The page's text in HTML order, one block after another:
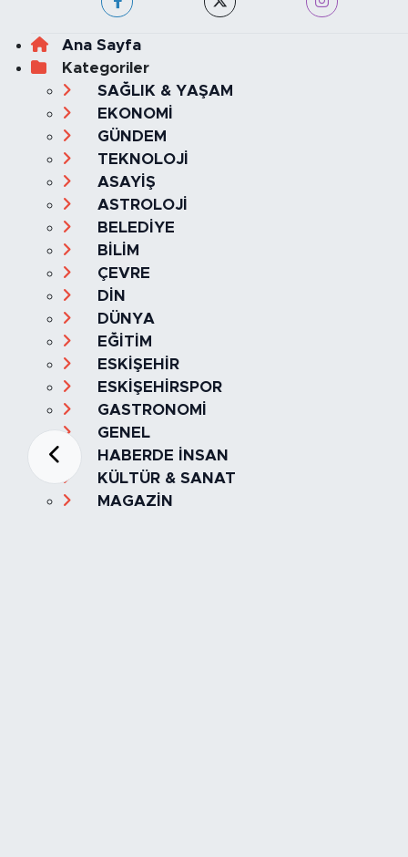
Ana Sayfa
Kategoriler
SAĞLIK & YAŞAM
EKONOMİ
GÜNDEM
TEKNOLOJİ
ASAYİŞ
ASTROLOJİ
BELEDİYE
BİLİM
ÇEVRE
DİN
DÜNYA
EĞİTİM
ESKİŞEHİR
ESKİŞEHİRSPOR
GASTRONOMİ
GENEL
HABERDE İNSAN
KÜLTÜR & SANAT
MAGAZİN